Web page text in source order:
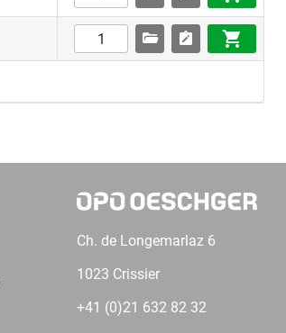
Ch. de Longemarlaz 6
1023 Crissier
+41 (0)21 632 82 32